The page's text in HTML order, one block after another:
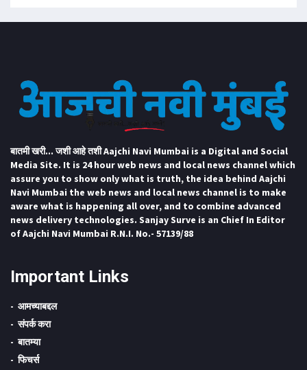
बातमी खरी... जशी आहे तशी Aajchi Navi Mumbai is a Digital and Social
Media Site. It is 24 hour web news and local news channel which
assure you to show only what is truth, the idea behind Aajchi
Navi Mumbai the web news and local news channel is to make
aware what is happening all over, and to combine advanced
news delivery technologies. Sanjay Surve is an Chief In Editor
of Aajchi Navi Mumbai R.N.I. No.- 57139/88
Important Links
आमच्याबद्दल
संपर्क करा
बातम्या
फिचर्स